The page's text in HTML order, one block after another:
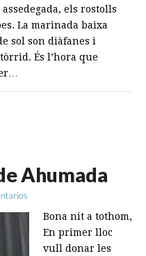
els rostolls
La marinada baixa
sol son diàfanes i
És l’hora que
Ahumada
Bona nit a tothom,
En primer lloc
vull donar les